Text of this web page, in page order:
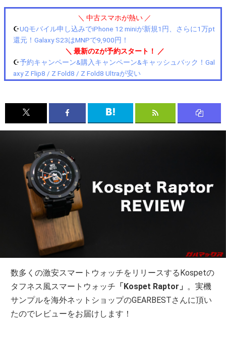
＼ 中古スマホが熱い ／
☪️UQモバイル申し込みでiPhone 12 miniが新規1円、さらに1万pt
還元！Galaxy S23はMNPで9,900円！
＼ 最新のZが予約スタート！ ／
☪️予約キャンペーン&購入キャンペーン&キャッシュバック！Gal
axy Z Flip8 / Z Fold8 / Z Fold8 Ultraが安い
数多くの激安スマートウォッチをリリースするKospetの
タフネス風スマートウォッチ 「Kospet Raptor」 。実機
サンプルを海外ネットショップのGEARBESTさんに頂い
たのでレビューをお届けします！